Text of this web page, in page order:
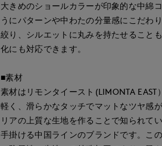
大きめのショールカラーが印象的な中綿
うにパターンや中わたの分量感にこだわ
絞り、シルエットに丸みを持たせること
化にも対応できます。
■素材
素材はリモンタイースト(LIMONTA EAST
軽く、滑らかなタッチでマットなツヤ感
リアの上質な生地を作ることで知られて
手掛ける中国ラインのブランドです。こ